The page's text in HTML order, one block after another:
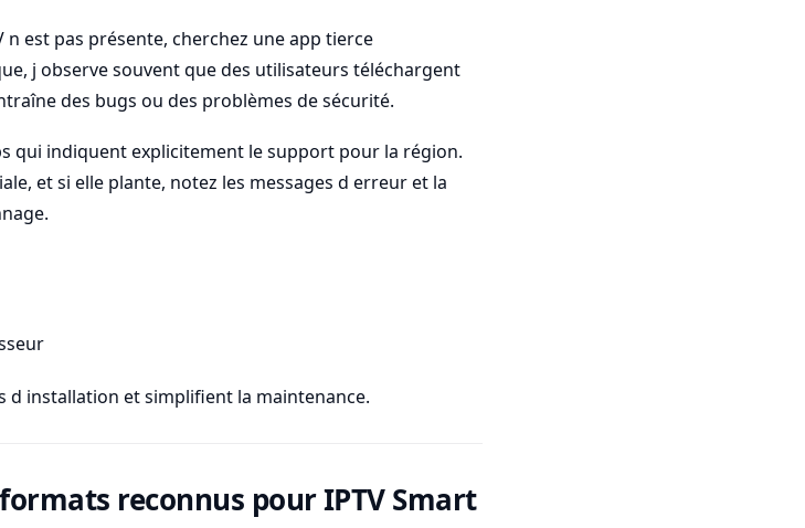
est pas présente, cherchez une app tierce
j observe souvent que des utilisateurs téléchargent
des bugs ou des problèmes de sécurité.
qui indiquent explicitement le support pour la région.
et si elle plante, notez les messages d erreur et la
d installation et simplifient la maintenance.
reconnus pour IPTV Smart